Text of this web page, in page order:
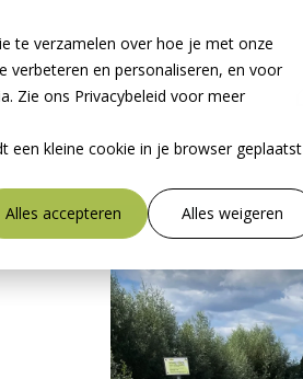
te verzamelen over hoe je met onze
en personaliseren, en voor
Zie ons Privacybeleid voor meer
een kleine cookie in je browser geplaatst
Alles accepteren Alles weigeren